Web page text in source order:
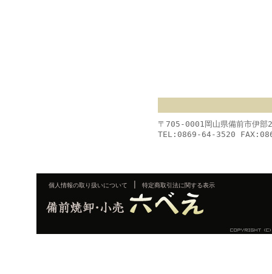
〒705-0001岡山県備前市伊
TEL:0869-64-3520
個人情報の取り扱いについて 特定商取引法に関する表示